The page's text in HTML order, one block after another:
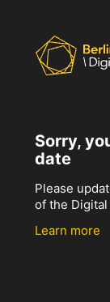
Sorry,
date
Please
of the
Learn more